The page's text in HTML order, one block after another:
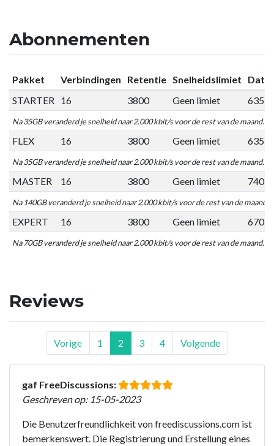
Abonnementen
Pakket Verbindingen Retentie Snelheidslimiet
STARTER
16 3800 Geen limiet 635
Na 35GB veranderd je snelheid naar 2.000 kbit/s voor de rest van de maand.
FLEX 16 3800 Geen limiet 635
Na 35GB veranderd je snelheid naar 2.000 kbit/s voor de rest van de maand.
MASTER 16 3800 Geen limiet 740
Na 140GB veranderd je snelheid naar 2.000 kbit/s voor de rest van de maand.
EXPERT 16 3800 Geen limiet 670
Na 70GB veranderd je snelheid naar 2.000 kbit/s voor de rest van de maand.
Reviews
Vorige 1 2 3 4 Volgende
gaf FreeDiscussions:
Geschreven op: 15-05-2023
Die Benutzerfreundlichkeit von freediscussions.com ist
bemerkenswert. Die Registrierung und Erstellung eines